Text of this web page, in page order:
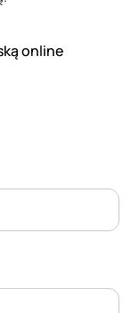
online